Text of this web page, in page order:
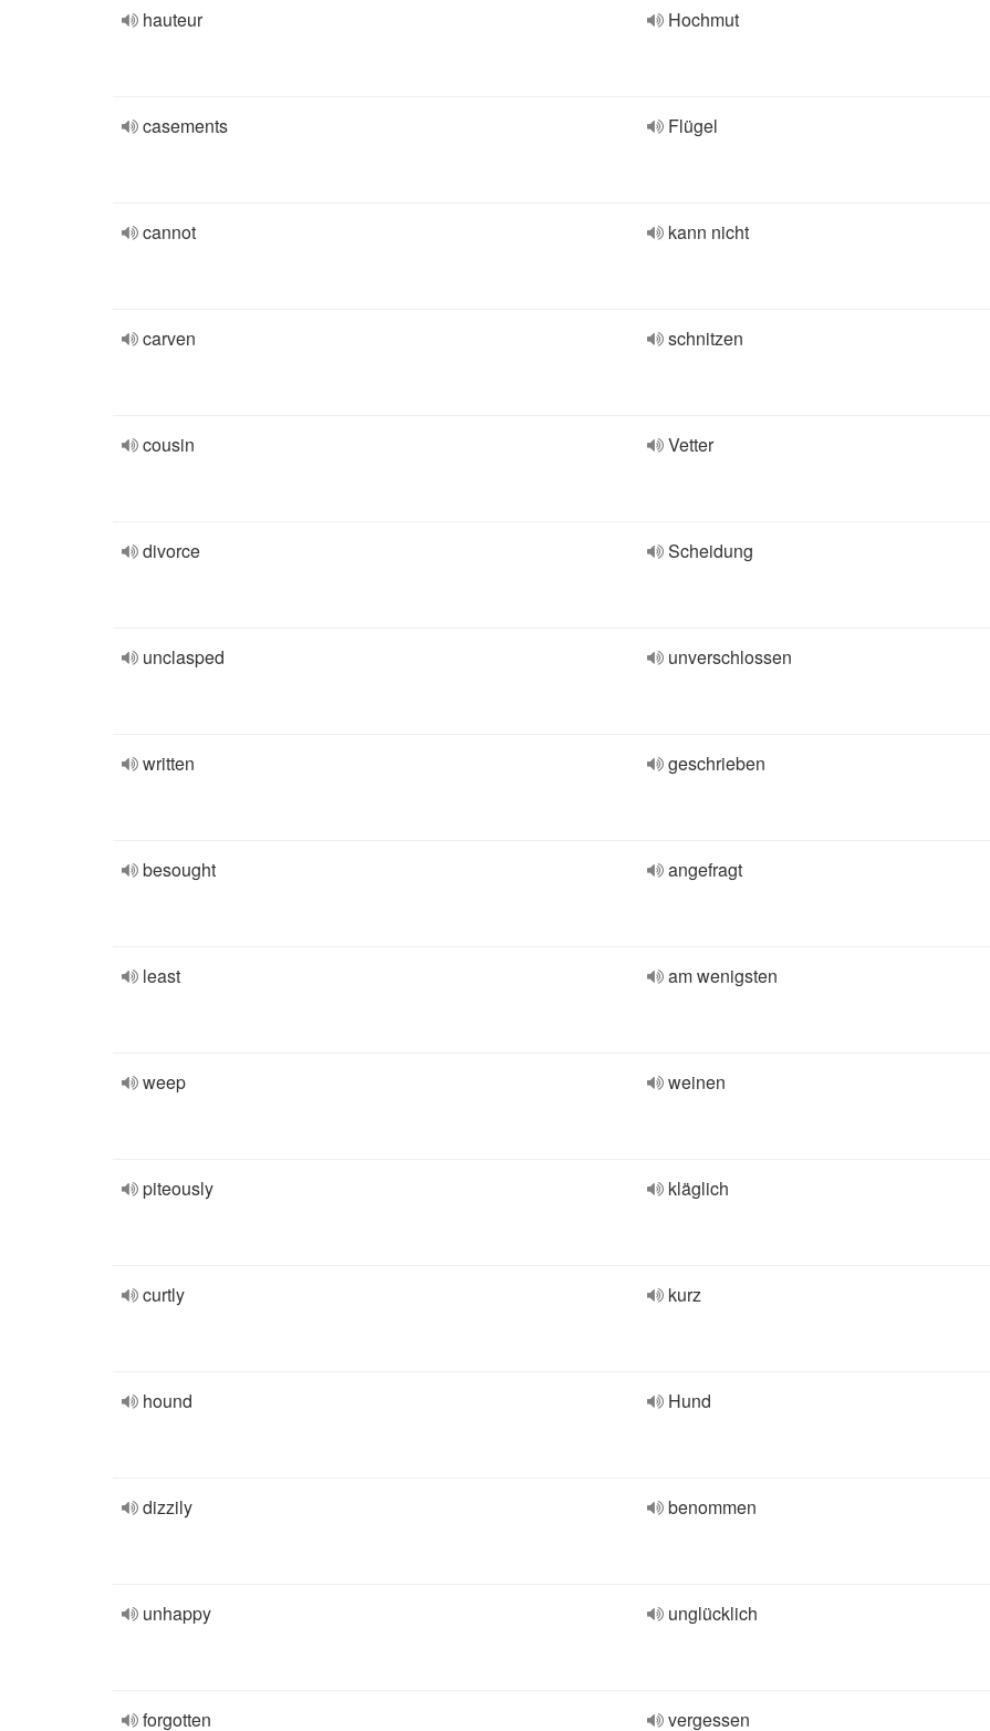
hauteur Hochmut
casements Flügel
cannot kann nicht
carven schnitzen
cousin Vetter
divorce Scheidung
unclasped unverschlossen
written geschrieben
besought angefragt
least am wenigsten
weep weinen
piteously kläglich
curtly kurz
hound Hund
dizzily benommen
unhappy unglücklich
forgotten vergessen